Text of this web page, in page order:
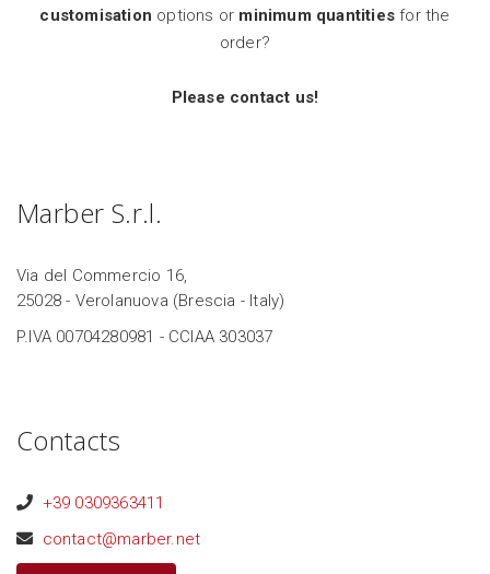
customisation options or minimum quantities for the
order?
Please contact us!
Marber S.r.l.
Via del Commercio 16,
25028 - Verolanuova (Brescia - Italy)
P.IVA 00704280981 - CCIAA 303037
Contacts
+39 0309363411
contact@marber.net